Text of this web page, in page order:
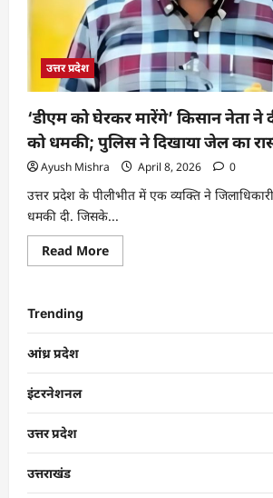
उत्तर प्रदेश
‘डीएम को घेरकर मारेंगे’ किसान नेता ने
को धमकी; पुलिस ने दिखाया जेल का
Ayush Mishra April 8, 2026 0
उत्तर प्रदेश के पीलीभीत में एक व्यक्ति ने
धमकी दी. जिसके...
Read More
Trending
आंध्र प्रदेश
इंटरनेशनल
उत्तर प्रदेश
उत्तराखंड